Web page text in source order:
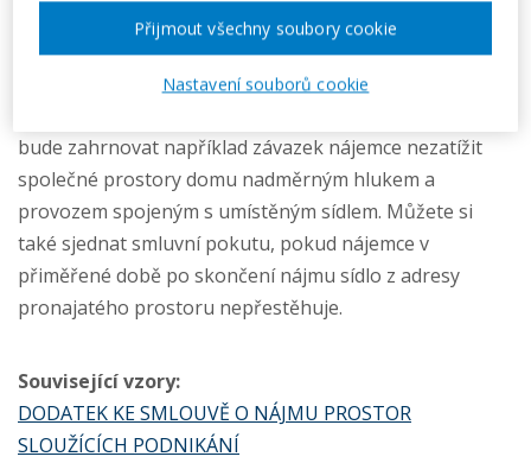
Pokud nemáte podmínky umístění sídla domluvené v
nájemní smlouvě, doporučujeme je dojednat
bude zahrnovat například závazek nájemce nezatížit
společné prostory domu nadměrným hlukem a
provozem spojeným s umístěným sídlem. Můžete si
také sjednat smluvní pokutu, pokud nájemce v
přiměřené době po skončení nájmu sídlo z adresy
pronajatého prostoru nepřestěhuje.
Související vzory:
DODATEK KE SMLOUVĚ O NÁJMU PROSTOR
SLOUŽÍCÍCH PODNIKÁNÍ
Nastavení souborů cookie
Přijmout všechny soubory cookie